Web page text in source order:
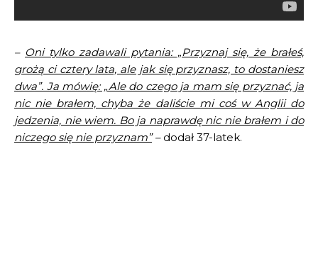
– Oni tylko zadawali pytania: „Przyznaj się, że brałeś,
grożą ci cztery lata, ale jak się przyznasz, to dostaniesz
dwa”. Ja mówię: „Ale do czego ja mam się przyznać, ja
nic nie brałem, chyba że daliście mi coś w Anglii do
jedzenia, nie wiem. Bo ja naprawdę nic nie brałem i do
niczego się nie przyznam”– dodał 37-latek.